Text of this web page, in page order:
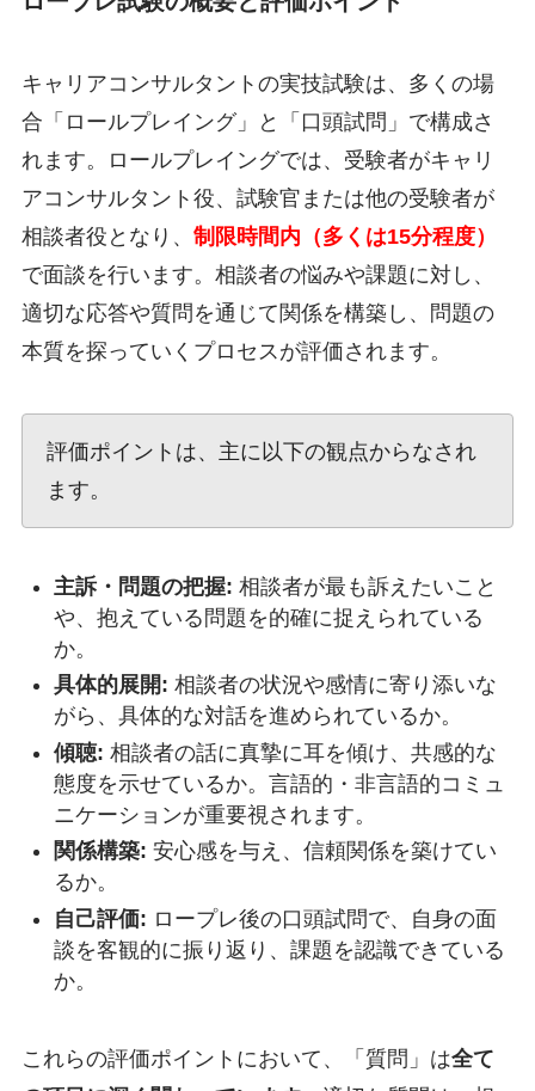
キャリアコンサルタントの実技試験は、多くの場
合「ロールプレイング」と「口頭試問」で構成さ
れます。ロールプレイングでは、受験者がキャリ
アコンサルタント役、試験官または他の受験者が
相談者役となり、 制限時間内（多くは15分程度）
で面談を行います。相談者の悩みや課題に対し、
適切な応答や質問を通じて関係を構築し、問題の
本質を探っていくプロセスが評価されます。
評価ポイントは、主に以下の観点からなされ
ます。
主訴・問題の把握: 相談者が最も訴えたいこと
や、抱えている問題を的確に捉えられている
か。
具体的展開: 相談者の状況や感情に寄り添いな
がら、具体的な対話を進められているか。
傾聴: 相談者の話に真摯に耳を傾け、共感的な
態度を示せているか。言語的・非言語的コミュ
ニケーションが重要視されます。
関係構築: 安心感を与え、信頼関係を築けてい
るか。
自己評価: ロープレ後の口頭試問で、自身の面
談を客観的に振り返り、課題を認識できている
か。
これらの評価ポイントにおいて、「質問」は全て